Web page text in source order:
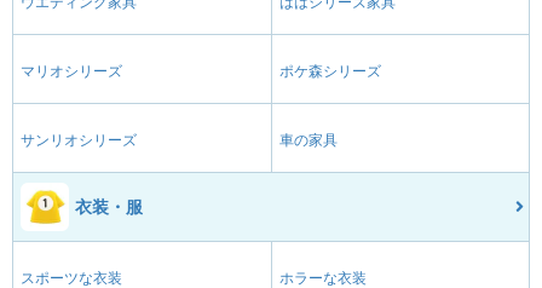
マリオシリーズ ポケ森シリーズ
サンリオシリーズ 車の家具
衣装・服
スポーツな衣装 ホラーな衣装